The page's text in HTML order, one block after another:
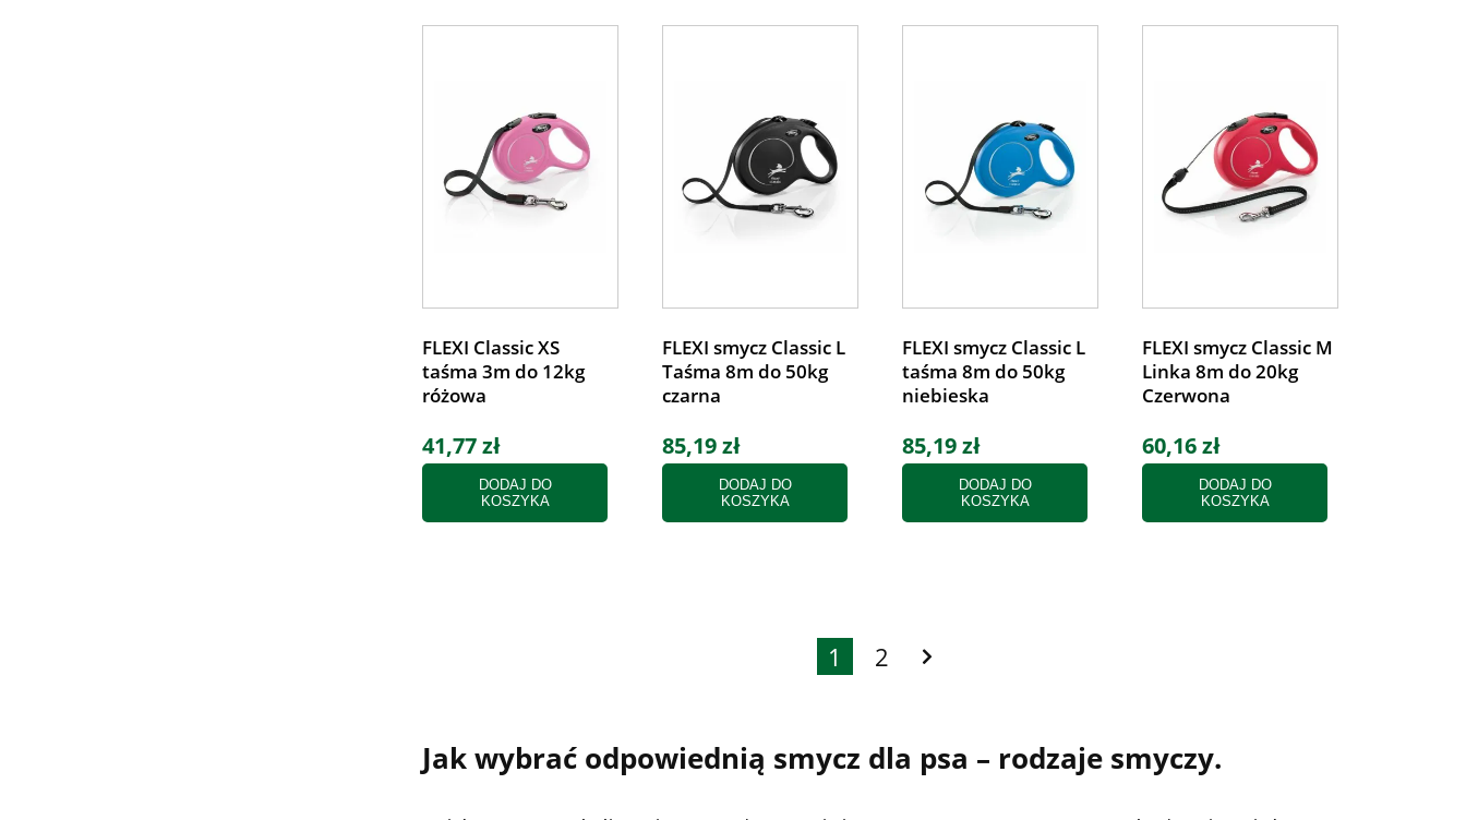
FLEXI Classic XS
taśma 3m do 12kg
różowa
41,77 zł
DODAJ DO
KOSZYKA
FLEXI smycz Classic L
Taśma 8m do 50kg
czarna
85,19 zł
DODAJ DO
KOSZYKA
FLEXI smycz Classic L
taśma 8m do 50kg
niebieska
85,19 zł
DODAJ DO
KOSZYKA
FLEXI smycz Classic M
Linka 8m do 20kg
Czerwona
60,16 zł
DODAJ DO
KOSZYKA
1 2
Jak wybrać odpowiednią smycz dla psa – rodzaje smyczy.